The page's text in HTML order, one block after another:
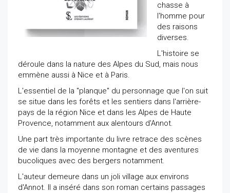
chasse à
l'homme pour
des raisons
diverses.
L'histoire se
déroule dans la nature des Alpes du Sud, mais nous
emmène aussi à Nice et à Paris.
L'essentiel de la "planque" du personnage que l'on suit
se situe dans les forêts et les sentiers dans l'arrière-
pays de la région Nice et dans les Alpes de Haute
Provence, notamment aux alentours d'Annot.
Une part très importante du livre retrace des scènes
de vie dans la moyenne montagne et des aventures
bucoliques avec des bergers notamment.
L'auteur demeure dans un joli village aux environs
d'Annot. Il a inséré dans son roman certains passages